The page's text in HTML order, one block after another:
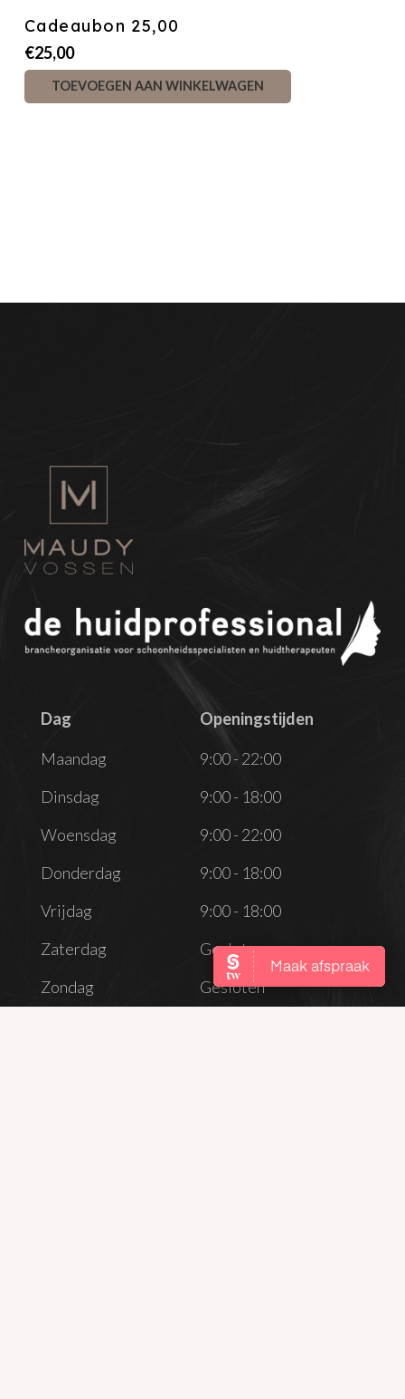
Cadeaubon 25,00
€25,00
TOEVOEGEN AAN WINKELWAGEN
Dag
Openingstijden
Dag
Openingstijden
Maandag
9:00 - 22:00
Dinsdag
9:00 - 18:00
Woensdag
9:00 - 22:00
Donderdag
9:00 - 18:00
Vrijdag
9:00 - 18:00
Zaterdag
Gesloten
Zondag
Gesloten